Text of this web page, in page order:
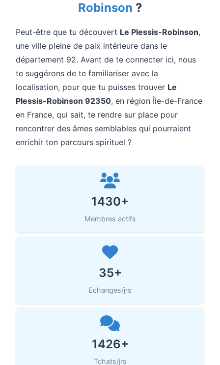
Robinson ?
Peut-être que tu découvert Le Plessis-Robinson,
une ville pleine de paix intérieure dans le
département 92. Avant de te connecter ici, nous
te suggérons de te familiariser avec la
localisation, pour que tu puisses trouver Le
Plessis-Robinson 92350, en région Île-de-France
en France, qui sait, te rendre sur place pour
rencontrer des âmes semblables qui pourraient
enrichir ton parcours spirituel ?
1430+
Membres actifs
35+
Echanges/jrs
1426+
Tchats/jrs